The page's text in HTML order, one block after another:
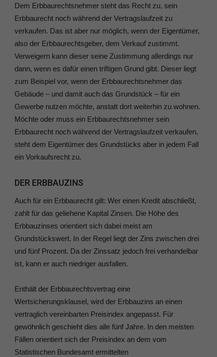
Dem Erbbaurechtsnehmer steht das Recht zu, sein
Erbbaurecht noch während der Vertragslaufzeit zu
verkaufen. Das ist aber nur möglich, wenn der Eigentümer,
also der Erbbaurechtsgeber, dem Verkauf zustimmt.
Verweigern kann dieser seine Zustimmung allerdings nur
dann, wenn es dafür einen triftigen Grund gibt. Dieser liegt
zum Beispiel vor, wenn der Erbbaurechtsnehmer das
Gebäude – und damit auch das Grundstück – für ein
Gewerbe nutzen möchte, anstatt dort weiterhin zu wohnen.
Möchte oder muss ein Erbbaurechtsnehmer sein
Erbbaurecht noch während der Vertragslaufzeit verkaufen,
steht dem Eigentümer des Grundstücks aber in jedem Fall
ein Vorkaufsrecht zu.
DER ERBBAUZINS
Auch für ein Erbbaurecht gilt: Wer einen Kredit abschließt,
zahlt für das geliehene Kapital Zinsen. Die Höhe des
Erbbauzinses orientiert sich dabei meist am
Grundstückswert. In der Regel liegt der Zins zwischen drei
und fünf Prozent. Da der Zinssatz jedoch frei verhandelbar
ist, kann er auch niedriger ausfallen.
Enthält der Erbbaurechtsvertrag eine
Wertsicherungsklausel, wird der Erbbauzins an einen
vertraglich vereinbarten Preisindex angepasst. Für
gewöhnlich geschieht dies alle fünf Jahre. In den meisten
Fällen orientiert sich der Preisindex an dem vom
Statistischen Bundesamt ermittelten